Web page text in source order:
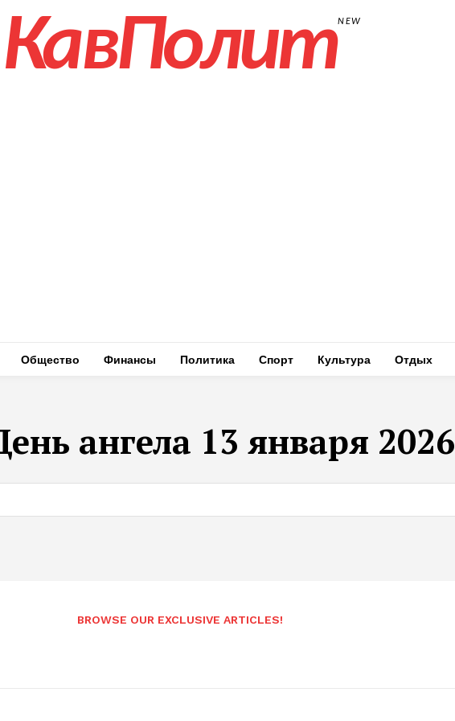
КавПолитNEW
Общество Финансы Политика Спорт Культура Отдых
ангела 13 января 2026
BROWSE OUR EXCLUSIVE ARTICLES!